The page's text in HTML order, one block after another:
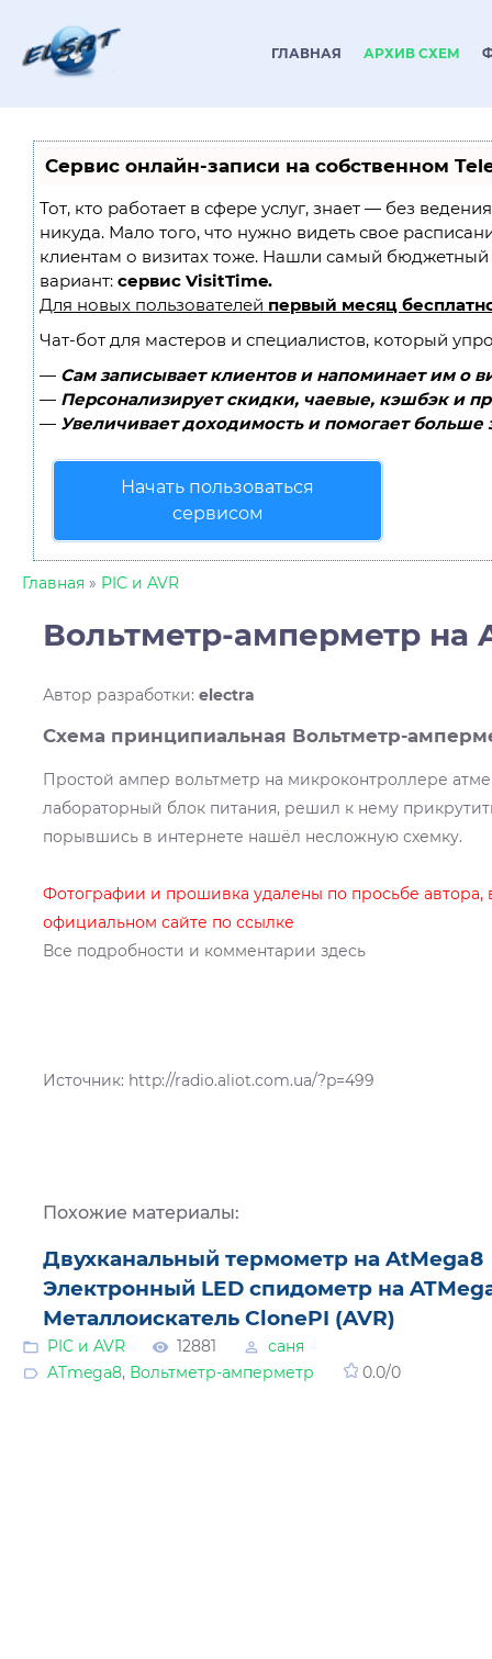
ГЛАВНАЯ АРХИВ СХЕМ
Сервис онлайн-записи на собственном
Тот, кто работает в сфере услуг, знает — без
никуда. Мало того, что нужно видеть свое
клиентам о визитах тоже. Нашли самый
вариант: сервис VisitTime.
Для новых пользователей первый месяц
Чат-бот для мастеров и специалистов, который
— Сам записывает клиентов и напоминает им о
— Персонализирует скидки, чаевые, кэшбэк и
— Увеличивает доходимость и помогает больше
Начать пользоваться
сервисом
Главная » PIC и AVR
Вольтметр-амперметр на
Автор разработки: electra
Схема принципиальная Вольтметр-
Простой ампер вольтметр на микроконтроллере
лабораторный блок питания, решил к нему
порывшись в интернете нашёл несложную схемку.
Фотографии и прошивка удалены по просьбе автора,
официальном сайте по ссылке
Все подробности и комментарии здесь
Источник: http://radio.aliot.com.ua/?p=499
Похожие материалы:
Двухканальный термометр на AtMega8
Электронный LED спидометр на
Металлоискатель ClonePI (AVR)
PIC и AVR 12881
саня
ATmega8, Вольтметр-амперметр 0.0/0